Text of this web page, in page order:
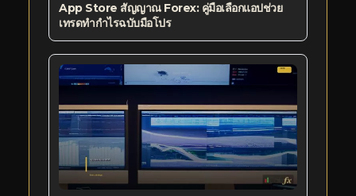
App Store สัญญาณ Forex: คู่มือเลือกแอปช่วย
เทรดทำกำไรฉบับมือโปร